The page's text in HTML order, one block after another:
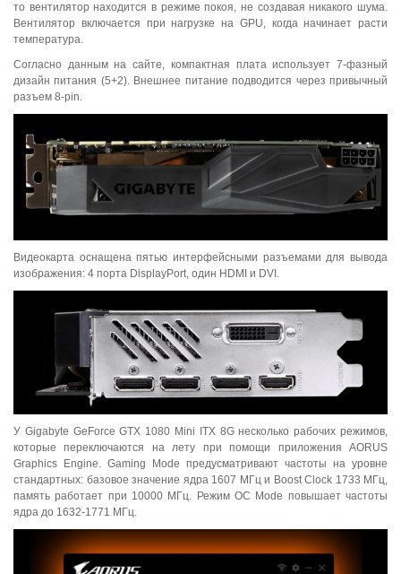
то вентилятор находится в режиме покоя, не создавая никакого шума.
Вентилятор включается при нагрузке на GPU, когда начинает расти
температура.
Согласно данным на сайте, компактная плата использует 7-фазный
дизайн питания (5+2). Внешнее питание подводится через привычный
разъем 8-pin.
Видеокарта оснащена пятью интерфейсными разъемами для вывода
изображения: 4 порта DisplayPort, один HDMI и DVI.
У Gigabyte GeForce GTX 1080 Mini ITX 8G несколько рабочих режимов,
которые переключаются на лету при помощи приложения AORUS
Graphics Engine. Gaming Mode предусматривают частоты на уровне
стандартных: базовое значение ядра 1607 МГц и Boost Clock 1733 МГц,
память работает при 10000 МГц. Режим OC Mode повышает частоты
ядра до 1632-1771 МГц.